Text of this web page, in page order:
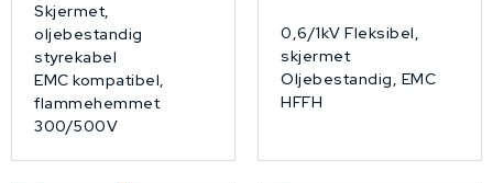
Skjermet,
oljebestandig
styrekabel
EMC kompatibel,
flammehemmet
300/500V
0,6/1kV Fleksibel,
skjermet
Oljebestandig, EMC
HFFH